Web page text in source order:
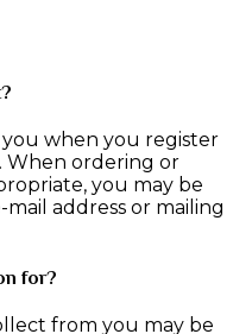
when you register
When ordering or
you may be
address or mailing
for?
from you may be